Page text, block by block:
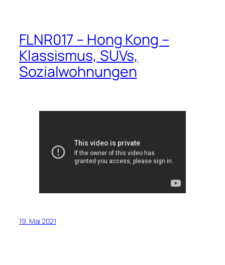
FLNR017 – Hong Kong –
Klassismus, SUVs,
Sozialwohnungen
19. Mai 2021